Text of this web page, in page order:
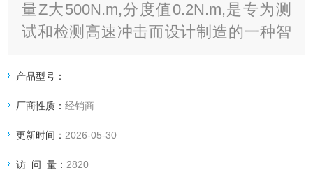
量Z大500N.m,分度值0.2N.m,是专为测
试和检测高速冲击而设计制造的一种智
产品型号：
厂商性质：经销商
更新时间： 2026-05-30
访 问 量： 2820